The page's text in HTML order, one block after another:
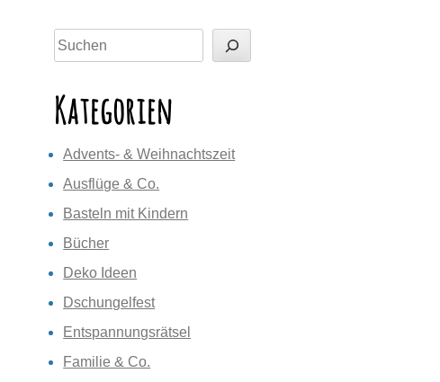
Suchen
Kategorien
Advents- & Weihnachtszeit
Ausflüge & Co.
Basteln mit Kindern
Bücher
Deko Ideen
Dschungelfest
Entspannungsrätsel
Familie & Co.